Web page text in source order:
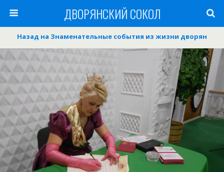
ДВОРЯНСКИЙ СОКОЛ
Назад на Знаменательные события из жизни дворян